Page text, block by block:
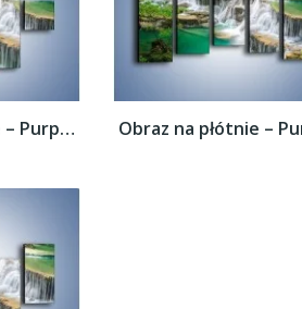
Obraz na płótnie – Purpurowy las i...